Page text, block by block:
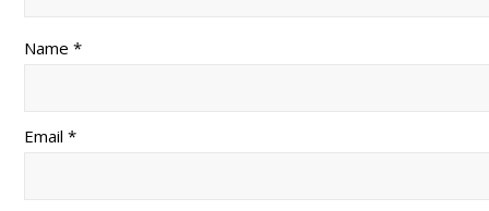
Name *
Email *